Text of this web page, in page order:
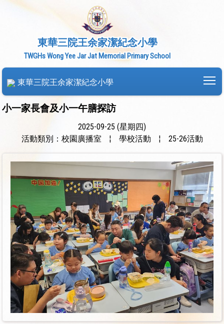
東華三院王余家潔紀念小學
TWGHs Wong Yee Jar Jat Memorial Primary School
東華三院王余家潔紀念小學
小一家長會及小一午膳探訪
2025-09-25 (星期四)
活動類別：校園廣播室
¦ 學校活動 ¦ 25-26活動